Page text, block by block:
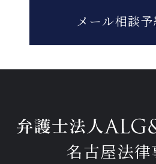
メール相談
名古屋法